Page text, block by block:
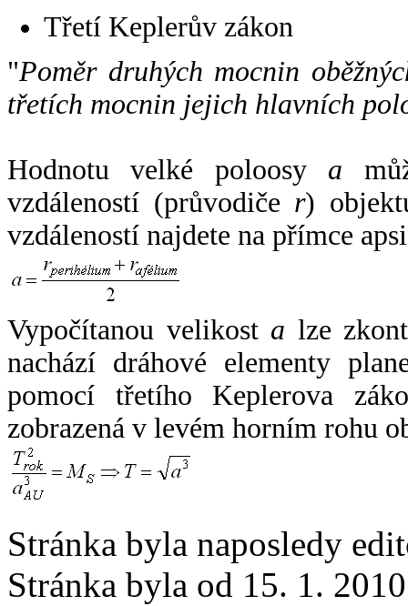
Třetí Keplerův zákon
"Poměr druhých mocnin
třetích mocnin jejich hlavních
Hodnotu velké poloosy a
vzdáleností (průvodiče r)
vzdáleností najdete na přímce
Vypočítanou velikost a lze
nachází dráhové elementy
pomocí třetího Keplerova
zobrazená v levém horním rohu
Stránka byla naposledy
Stránka byla od 15. 1.